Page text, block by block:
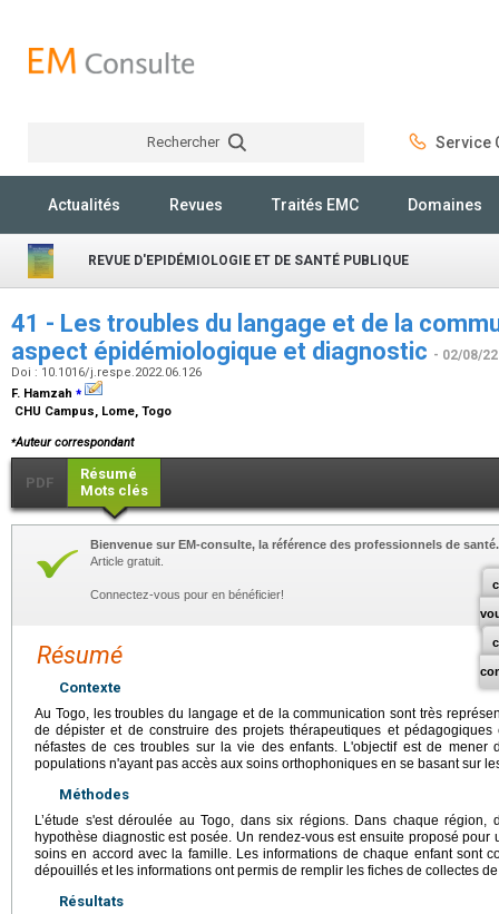
Rechercher Service
Actualités Revues Traités EMC Domaines
REVUE D'EPIDÉMIOLOGIE ET DE SANTÉ PUBLIQUE
41 - Les troubles du langage et de la
aspect épidémiologique et diagnostic - 02/08/22
Doi : 10.1016/j.respe.2022.06.126
F. Hamzah ⁎
CHU Campus, Lome, Togo
⁎Auteur correspondant
PDF
Résumé
Mots clés
Bienvenue sur EM-consulte, la référence des professionnels de santé.
Article gratuit.
Connectez-vous pour en bénéficier!
Résumé
Contexte
Au Togo, les troubles du langage et de la communication sont très
de dépister et de construire des projets thérapeutiques et
néfastes de ces troubles sur la vie des enfants. L'objectif est de mener
populations n'ayant pas accès aux soins orthophoniques en se basant sur
Méthodes
L’étude s'est déroulée au Togo, dans six régions. Dans chaque région,
hypothèse diagnostic est posée. Un rendez-vous est ensuite proposé
soins en accord avec la famille. Les informations de chaque enfant sont
dépouillés et les informations ont permis de remplir les fiches de collectes
Résultats